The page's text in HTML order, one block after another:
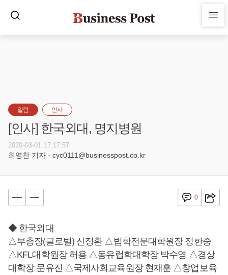
알림 인사
[인사] 한국외대, 명지병원
2020-03-01 17:17:57
최영찬 기자 - cyc0111@businesspost.co.kr
0
◆ 한국외대
△부총장(글로벌) 신정환 △법학전문대학원장 정한중
△KFL대학원장 허용 △동유럽학대학장 박수영 △경상
대학장 문유진 △국제사회교육원장 현재훈 △창업보육